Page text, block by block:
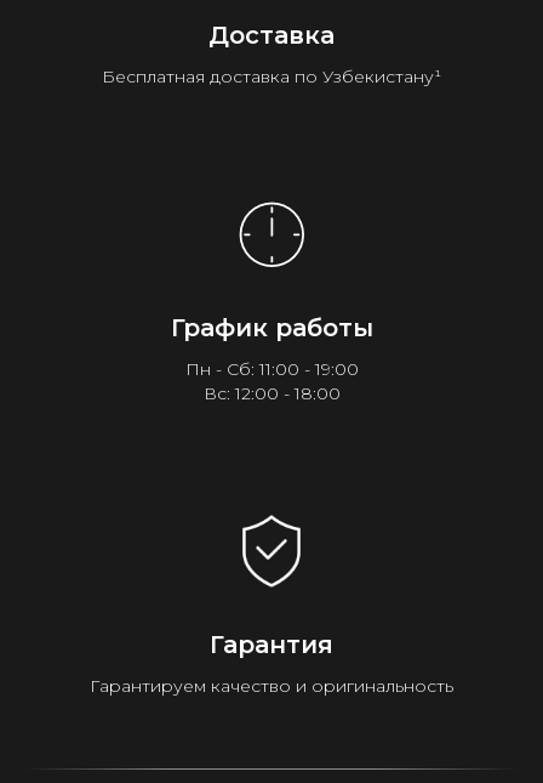
Доставка
Бесплатная доставка по Узбекистану¹
График работы
Пн - Сб: 11:00 - 19:00
Вс: 12:00 - 18:00
Гарантия
Гарантируем качество и оригинальность